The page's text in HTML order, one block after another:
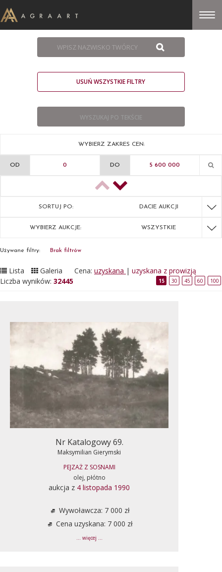
USUŃ WSZYSTKIE FILTRY
WYBIERZ ZAKRES CEN:
OD DO
SORTUJ PO: DACIE AUKCJI
WYBIERZ AUKCJE: WSZYSTKIE
Używane filtry: Brak filtrów
Lista Galeria Cena: uzyskana | uzyskana z prowizją
Liczba wyników: 32445 15 30 45 60 100
Nr Katalogowy 69.
Maksymilian Gierymski
PEJZAŻ Z SOSNAMI
olej, płótno
aukcja z 4 listopada 1990
Wywoławcza: 7 000 zł
Cena uzyskana: 7 000 zł
... więcej ...